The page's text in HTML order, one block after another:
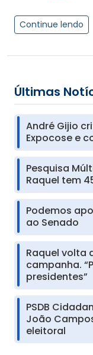
Continue lendo
Últimas
André Gijio
Expocose e
Pesquisa
Raquel tem
Podemos
ao Senado
Raquel volta
campanha.
presidentes”
PSDB
João
eleitoral